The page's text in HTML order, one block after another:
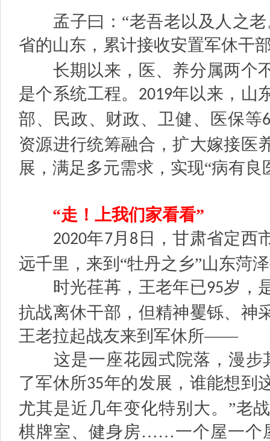
孟子曰：“老吾老以及人之老
省的山东，累计接收安置军休干
长期以来，医、养分属两个
是个系统工程。 2019年以来，山
部、民政、财政、卫健、医保等
资源进行统筹融合，扩大嫁接医
展，满足多元需求，实现“病有
“走！上我们家看看”
2020年7月 8 日，甘肃省定西
远千里，来到“牡丹之乡”山东菏
时光荏苒，王老年已95岁，
抗战离休干部，但精神矍铄、神
王老拉起战友来到军休所——
这是一座花园式院落，漫步
了军休所35年的发展，谁能想到
尤其是近几年变化特别大。”老
棋牌室、健身房……一个屋一个